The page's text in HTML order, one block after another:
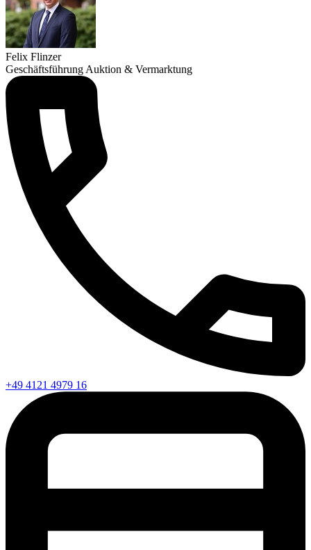
Felix Flinzer
Geschäftsführung Auktion & Vermarktung
+49 4121 4979 16